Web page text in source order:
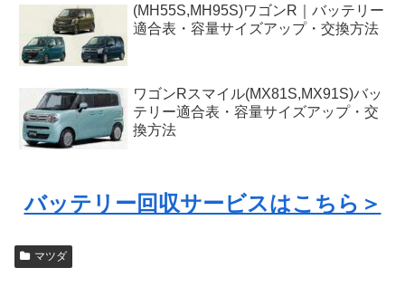
(MH55S,MH95S)ワゴンR｜バッテリー
適合表・容量サイズアップ・交換方法
ワゴンRスマイル(MX81S,MX91S)バッ
テリー適合表・容量サイズアップ・交
換方法
バッテリー回収サービスはこちら＞
マツダ